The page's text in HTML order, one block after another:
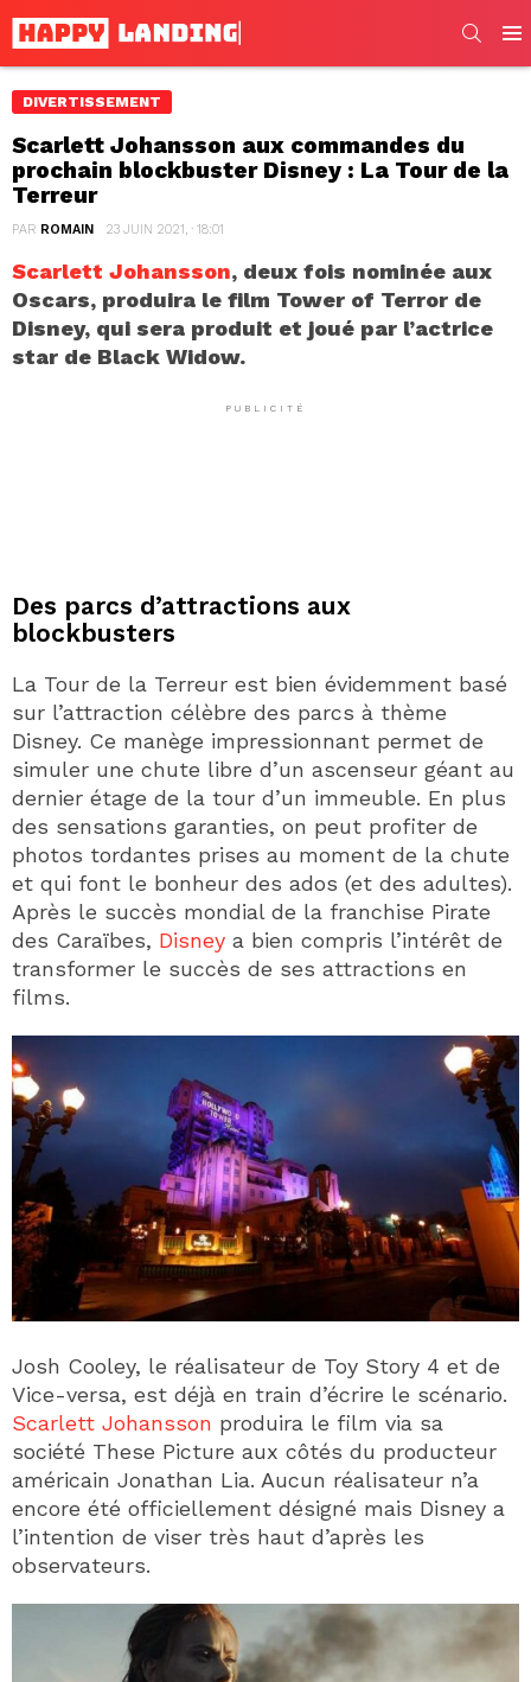
DIVERTISSEMENT
Scarlett Johansson aux commandes du
prochain blockbuster Disney : La Tour de la
Terreur
PAR ROMAIN 23 JUIN 2021, · 18:01
Scarlett Johansson, deux fois nominée aux
Oscars, produira le film Tower of Terror de
Disney, qui sera produit et joué par l’actrice
star de Black Widow.
PUBLICITÉ
Des parcs d’attractions aux
blockbusters
La Tour de la Terreur est bien évidemment basé
sur l’attraction célèbre des parcs à thème
Disney. Ce manège impressionnant permet de
simuler une chute libre d’un ascenseur géant au
dernier étage de la tour d’un immeuble. En plus
des sensations garanties, on peut profiter de
photos tordantes prises au moment de la chute
et qui font le bonheur des ados (et des adultes).
Après le succès mondial de la franchise Pirate
des Caraïbes, Disney a bien compris l’intérêt de
transformer le succès de ses attractions en
films.
Josh Cooley, le réalisateur de Toy Story 4 et de
Vice-versa, est déjà en train d’écrire le scénario.
Scarlett Johansson produira le film via sa
société These Picture aux côtés du producteur
américain Jonathan Lia. Aucun réalisateur n’a
encore été officiellement désigné mais Disney a
l’intention de viser très haut d’après les
observateurs.